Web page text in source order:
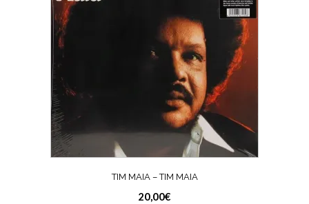
TIM MAIA – TIM MAIA
20,00€